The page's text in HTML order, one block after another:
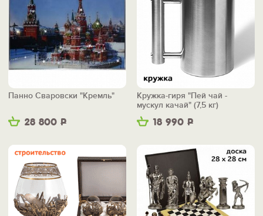
28 800 Р
Панно Сваровски "Кремль"
18 990 Р
Кружка-гиря "Пей чай -
мускул качай" (7,5 кг)